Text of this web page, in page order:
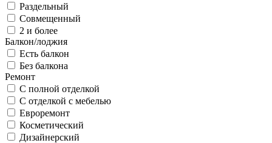
Раздельный
Совмещенный
2 и более
Балкон/лоджия
Есть балкон
Без балкона
Ремонт
С полной отделкой
С отделкой с мебелью
Евроремонт
Косметический
Дизайнерский